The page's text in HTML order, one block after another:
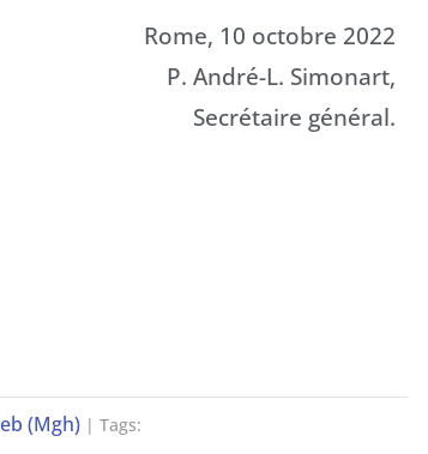
Rome, 10 octobre 2022
P. André-L. Simonart,
Secrétaire général.
(Mgh) | Tags: